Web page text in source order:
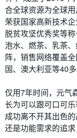
合全球资源为全球
荣获国家高新技术
脱贫攻坚优秀奖等
泡水、燃茶、乳茶
阵，销售网络覆盖
国、澳大利亚等40多
仅用7年时间，元气
长为可以跟可口可
成功离不开其出色
还是功能需求的追